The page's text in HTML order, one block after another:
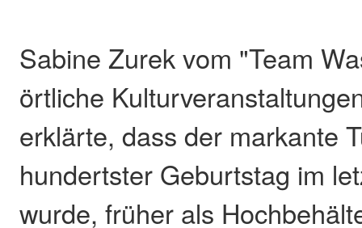
Sabine Zurek vom "Team
örtliche
erklärte, dass der markante
hundertster Geburtstag im
wurde, früher als